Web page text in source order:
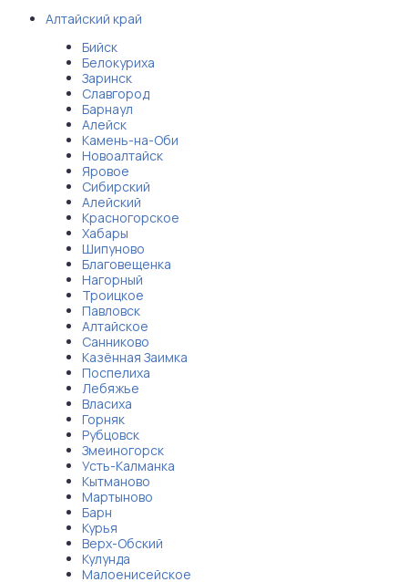
Алтайский край
Бийск
Белокуриха
Заринск
Славгород
Барнаул
Алейск
Камень-на-Оби
Новоалтайск
Яровое
Сибирский
Алейский
Красногорское
Хабары
Шипуново
Благовещенка
Нагорный
Троицкое
Павловск
Алтайское
Санниково
Казённая Заимка
Поспелиха
Лебяжье
Власиха
Горняк
Рубцовск
Змеиногорск
Усть-Калманка
Кытманово
Мартыново
Барн
Курья
Верх-Обский
Кулунда
Малоенисейское